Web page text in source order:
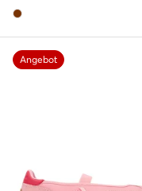
Angebot